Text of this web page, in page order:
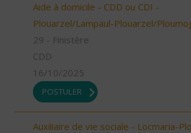
Aide à domicile - CDD ou CDI -
Plouarzel/Lampaul-Plouarzel/
29 - Finistère
CDD
16/10/2025
POSTULER
Auxiliaire de vie sociale - Locmaria-